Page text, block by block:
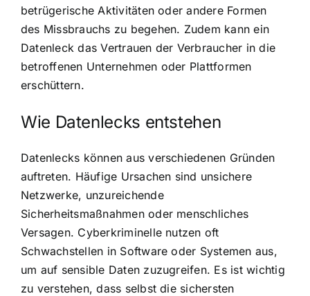
betrügerische Aktivitäten oder andere Formen
des Missbrauchs zu begehen. Zudem kann ein
Datenleck das Vertrauen der Verbraucher in die
betroffenen Unternehmen oder Plattformen
erschüttern.
Wie Datenlecks entstehen
Datenlecks können aus verschiedenen Gründen
auftreten. Häufige Ursachen sind unsichere
Netzwerke, unzureichende
Sicherheitsmaßnahmen oder menschliches
Versagen. Cyberkriminelle nutzen oft
Schwachstellen in Software oder Systemen aus,
um auf sensible Daten zuzugreifen. Es ist wichtig
zu verstehen, dass selbst die sichersten